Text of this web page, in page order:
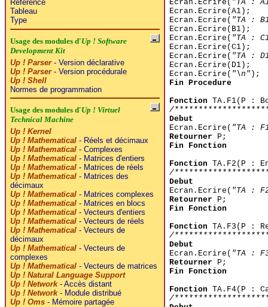
Reference
Tableau
Type
Usage des modules d'Up ! Software
Development Kit
Up ! Parser- Version déclarative
Up ! Parser- Version procédurale
Up ! Shell
Normes de programmation
Usage des modules d'Up ! Virtuel
Technical Machine
Up ! Kernel
Up ! Mathematical- Réels et décimaux
Up ! Mathematical- Complexes
Up ! Mathematical- Matrices d'entiers
Up ! Mathematical- Matrices de réels
Up ! Mathematical- Matrices des
décimaux
Up ! Mathematical- Matrices complexes
Up ! Mathematical- Matrices en blocs
Up ! Mathematical- Vecteurs d'entiers
Up ! Mathematical- Vecteurs de réels
Up ! Mathematical- Vecteurs de
décimaux
Up ! Mathematical- Vecteurs de
complexes
Up ! Mathematical- Vecteurs de matrices
Up ! Natural Language Support
Up ! Network- Accès distant
Up ! Network- Module distribué
Up ! Oms- Mémoire partagée
Ecran.Ecrire( "TA :
Ecran.Ecrire(A1);
Ecran.Ecrire( "TA :
Ecran.Ecrire(B1);
Ecran.Ecrire( "TA :
Ecran.Ecrire(C1);
Ecran.Ecrire( "TA :
Ecran.Ecrire(D1);
Ecran.Ecrire( "\n" );
Fin Procedure
Fonction TA.F1(P :
/
Debut
Ecran.Ecrire( "TA :
Retourner P;
Fin Fonction
Fonction TA.F2(P :
/
Debut
Ecran.Ecrire( "TA :
Retourner P;
Fin Fonction
Fonction TA.F3(P :
/
Debut
Ecran.Ecrire( "TA :
Retourner P;
Fin Fonction
Fonction TA.F4(P :
/